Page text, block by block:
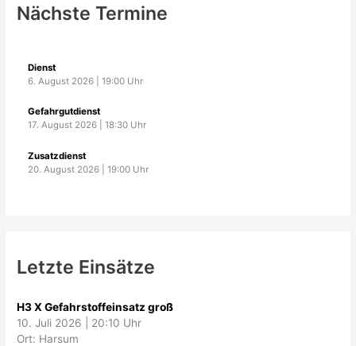
Nächste Termine
Dienst
6. August 2026 |19:00 Uhr
Gefahrgutdienst
17. August 2026 |18:30 Uhr
Zusatzdienst
20. August 2026 |19:00 Uhr
Letzte Einsätze
H3 X Gefahrstoffeinsatz groß
10. Juli 2026
20:10 Uhr
Ort: Harsum